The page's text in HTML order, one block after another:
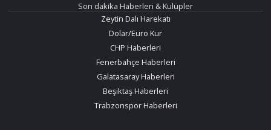
Son dakika Haberleri & Kulüpler
Zeytin Dalı Harekatı
Dolar/Euro Kur
CHP Haberleri
Fenerbahçe Haberleri
Galatasaray Haberleri
Beşiktaş Haberleri
Trabzonspor Haberleri